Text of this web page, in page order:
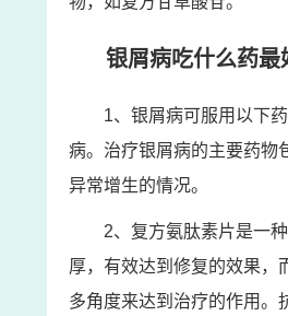
银屑病吃什么药最
1、银屑病可服用以下
病。治疗银屑病的主要药物
异常增生的情况。
2、复方氨肽素片是一
厚，有效达到修复的效果，
多角度来达到治疗的作用。